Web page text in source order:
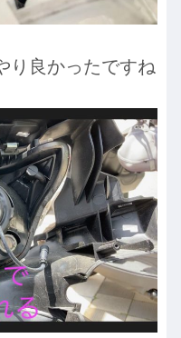
良かったですね